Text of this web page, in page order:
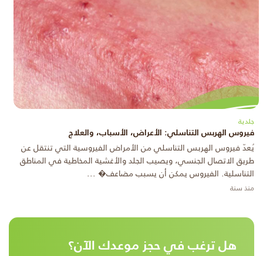
جلدية
فيروس الهربس التناسلي: الأعراض، الأسباب، والعلاج
يُعدّ فيروس الهربس التناسلي من الأمراض الفيروسية التي تنتقل عن
طريق الاتصال الجنسي، ويصيب الجلد والأغشية المخاطية في المناطق
التناسلية. الفيروس يمكن أن يسبب مضاعف� ...
منذ سنة
هل ترغب في حجز موعدك الآن؟